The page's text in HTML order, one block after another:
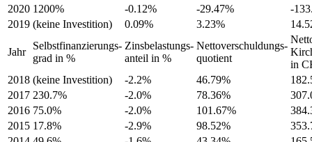
2020 1200% -0.12% -29.47%
-
2019 (keine Investition) 0.09% 3.23%
Jahr
Selbstfinanzierungs-
grad in %
Zinsbelastungs-
anteil in %
Nettoverschuldungs-
quotient
in
2018 (keine Investition) -2.2% 46.79%
2017 230.7% -2.0% 78.36%
2016 75.0% -2.0% 101.67%
2015 17.8% -2.9% 98.52%